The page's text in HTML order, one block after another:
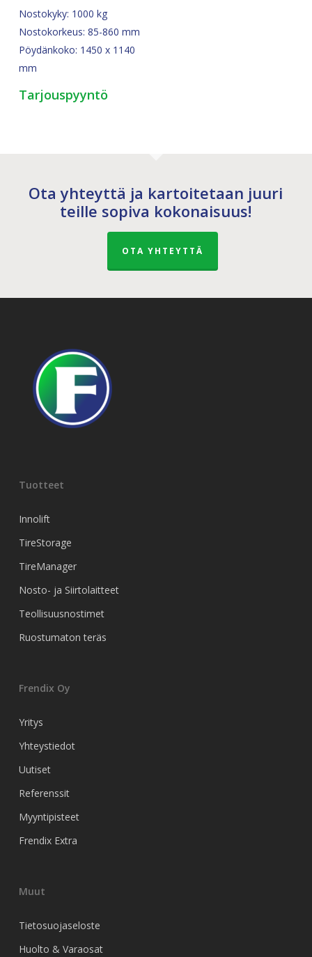
Nostokyky: 1000 kg
Nostokorkeus: 85-860 mm
Pöydänkoko: 1450 x 1140
mm
Tarjouspyyntö
Ota yhteyttä ja kartoitetaan juuri
teille sopiva kokonaisuus!
OTA YHTEYTTÄ
Tuotteet
Innolift
TireStorage
TireManager
Nosto- ja Siirtolaitteet
Teollisuusnostimet
Ruostumaton teräs
Frendix Oy
Yritys
Yhteystiedot
Uutiset
Referenssit
Myyntipisteet
Frendix Extra
Muut
Tietosuojaseloste
Huolto & Varaosat